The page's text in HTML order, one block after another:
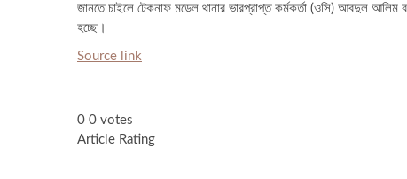
জানতে চাইলে টেকনাফ মডেল থানার ভারপ্রাপ্ত কর্মকর্তা (ওসি) আবদুল আলিম
হচ্ছে।
Source link
0 0 votes
Article Rating